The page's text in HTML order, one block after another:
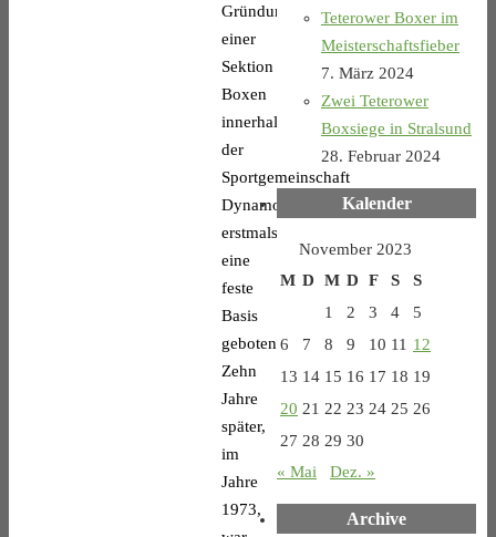
Gründung
einer
Sektion
Boxen
innerhalb
der
Sportgemeinschaft
Dynamo
erstmals
eine
feste
Basis
geboten.
Zehn
Jahre
später,
im
Jahre
1973,
Teterower Boxer im
Meisterschaftsfieber
7. März 2024
Zwei Teterower
Boxsiege in Stralsund
28. Februar 2024
Kalender
November 2023
M D M D F S
S
1
2 3 4
5
6
7 8 9 10 11 12
13 14 15 16 17 18 19
20 21 22 23 24 25 26
27 28 29 30
« Mai
Dez. »
Archive